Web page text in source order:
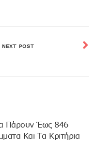
NEXT POST
Πάρουν Έως 846
Και Τα Κριτήρια